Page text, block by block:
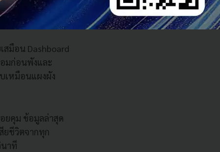
ที่กรอบและเสื่อม
สมือน Dashboard
มก่อนพังและ
เหมือนแผงผัง
ยคุม ข้อมูลล่าสุด
ยชีวิตจากทุก
าที